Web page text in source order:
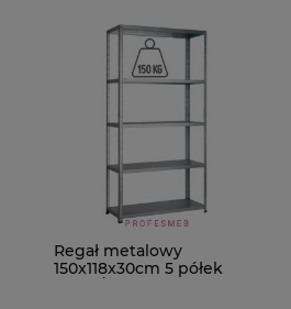
Regał metalowy
150x118x30cm 5 półek